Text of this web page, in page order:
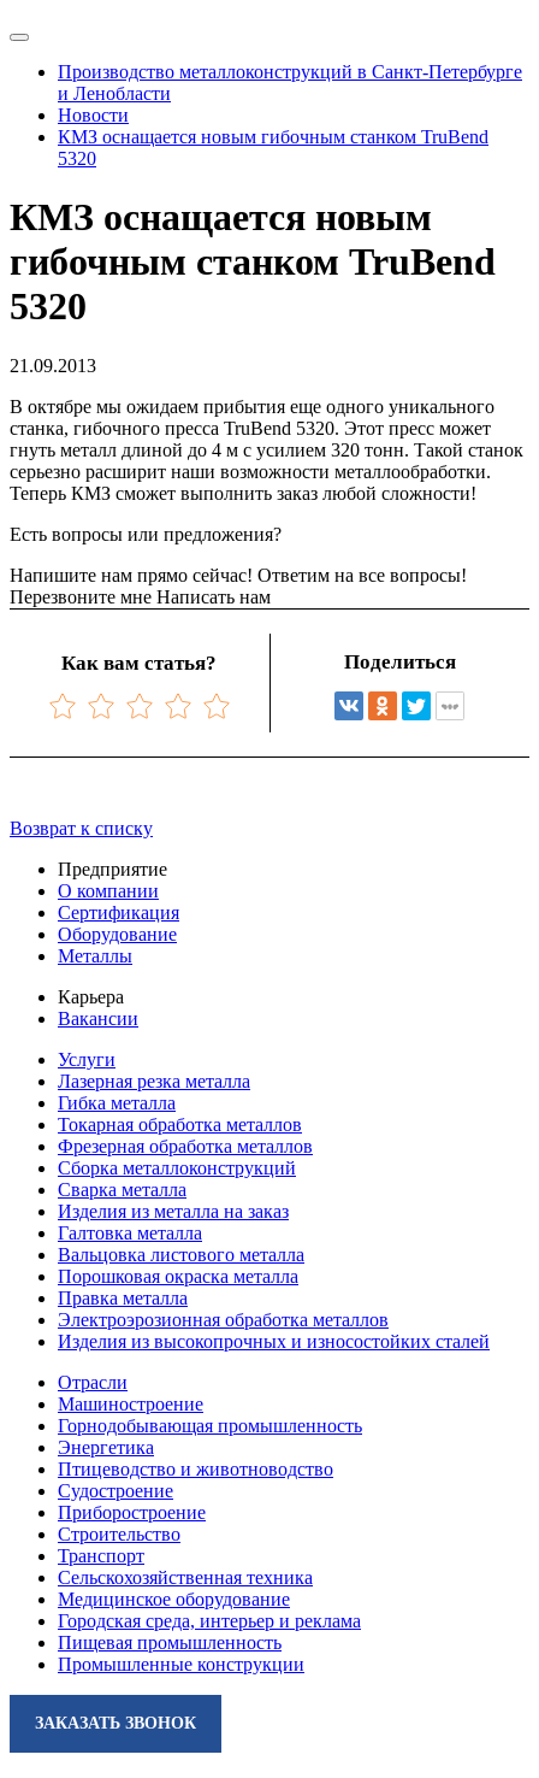
Производство металлоконструкций в Санкт-Петербурге
и Ленобласти
Новости
КМЗ оснащается новым гибочным станком TruBend
5320
КМЗ оснащается новым
гибочным станком TruBend
5320
21.09.2013
В октябре мы ожидаем прибытия еще одного уникального
станка, гибочного пресса TruBend 5320. Этот пресс может
гнуть металл длиной до 4 м с усилием 320 тонн. Такой станок
серьезно расширит наши возможности металлообработки.
Теперь КМЗ сможет выполнить заказ любой сложности!
Есть вопросы или предложения?
Напишите нам прямо сейчас! Ответим на все вопросы!
Перезвоните мне Написать нам
Как вам статья? Поделиться
Возврат к списку
Предприятие
О компании
Сертификация
Оборудование
Металлы
Карьера
Вакансии
Услуги
Лазерная резка металла
Гибка металла
Токарная обработка металлов
Фрезерная обработка металлов
Сборка металлоконструкций
Сварка металла
Изделия из металла на заказ
Галтовка металла
Вальцовка листового металла
Порошковая окраска металла
Правка металла
Электроэрозионная обработка металлов
Изделия из высокопрочных и износостойких сталей
Отрасли
Машиностроение
Горнодобывающая промышленность
Энергетика
Птицеводство и животноводство
Судостроение
Приборостроение
Строительство
Транспорт
Сельскохозяйственная техника
Медицинское оборудование
Городская среда, интерьер и реклама
Пищевая промышленность
Промышленные конструкции
ЗАКАЗАТЬ ЗВОНОК